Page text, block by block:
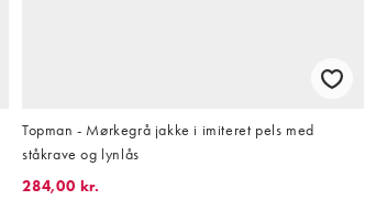
Topman - Mørkegrå jakke i imiteret pels med
ståkrave og lynlås
284,00 kr.